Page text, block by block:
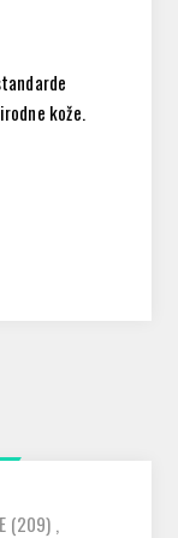
kože.
(209) ,